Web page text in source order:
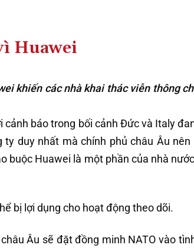
Huawei
khiến các nhà khai thác viễn thông
báo trong bối cảnh Đức và Italy
ty duy nhất mà chính phủ châu Âu
buộc Huawei là một phần của nhà
bị lợi dụng cho hoạt động theo dõi.
Âu sẽ đặt đồng minh NATO vào